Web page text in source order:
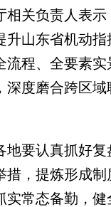
关负责人表示
升山东省机动
流程、全要素
深度磨合跨区
要认真抓好复
措，提炼形成
实常态备勤，